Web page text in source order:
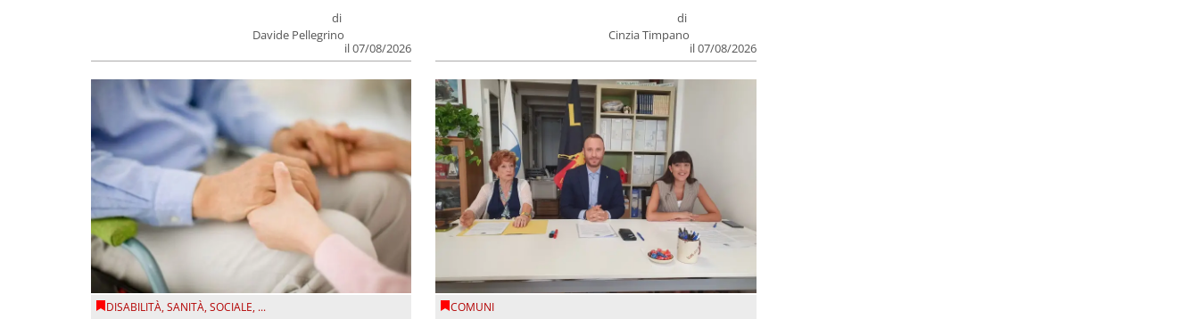
di
Davide Pellegrino
il 07/08/2026
di
Cinzia Timpano
il 07/08/2026
DISABILITÀ,SANITÀ,SOCIALE, ... COMUNI